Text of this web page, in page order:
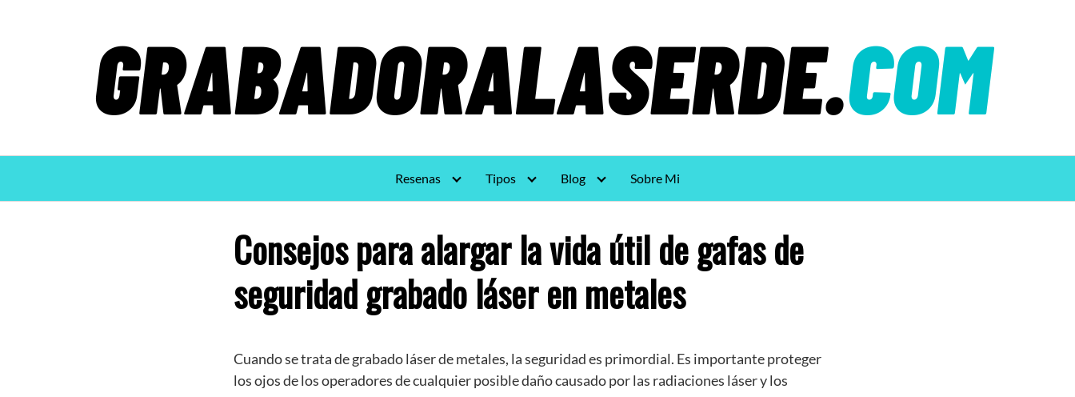
Resenas Tipos Blog Sobre Mi
Consejos para alargar la vida útil de gafas de
seguridad grabado láser en metales
Cuando se trata de grabado láser de metales, la seguridad es primordial. Es importante proteger
los ojos de los operadores de cualquier posible daño causado por las radiaciones láser y los